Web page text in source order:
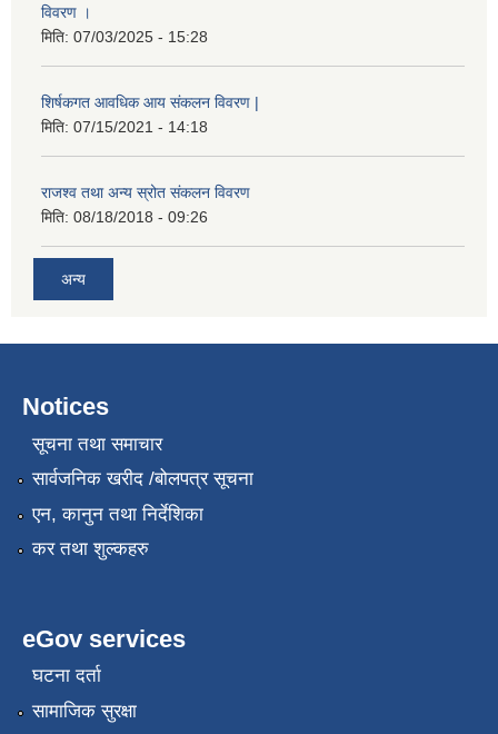
विवरण ।
मिति: 07/03/2025 - 15:28
शिर्षकगत आवधिक आय संकलन विवरण |
मिति: 07/15/2021 - 14:18
राजश्व तथा अन्य स्रोत संकलन विवरण
मिति: 08/18/2018 - 09:26
अन्य
Notices
सूचना तथा समाचार
सार्वजनिक खरीद /बोलपत्र सूचना
एन, कानुन तथा निर्देशिका
कर तथा शुल्कहरु
eGov services
घटना दर्ता
सामाजिक सुरक्षा